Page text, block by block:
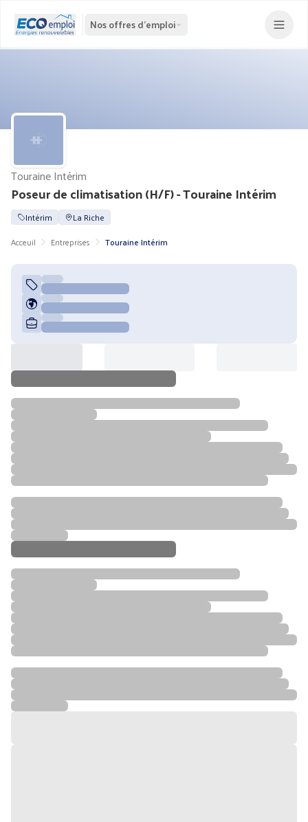
Nos offres d'emploi
Poseur de climatisation (H/F) - Touraine Intérim
Touraine Intérim
Intérim
La Riche
Acceuil
Entreprises Touraine Intérim